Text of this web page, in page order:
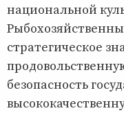
национальной
стратегическое
безопасность